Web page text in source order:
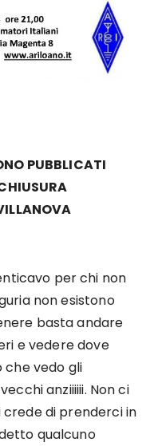
PUBBLICATI
per chi non
non esistono
basta andare
e vedere dove
che vedo gli
anziiiiii. Non ci
di prenderci in
qualcuno